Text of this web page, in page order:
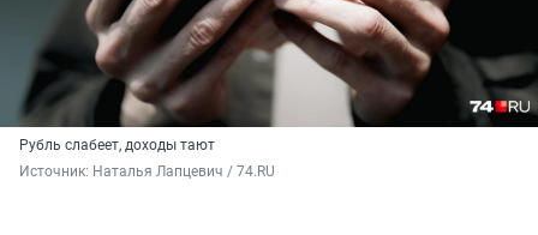
Рубль слабеет, доходы тают
Источник: Наталья Лапцевич / 74.RU